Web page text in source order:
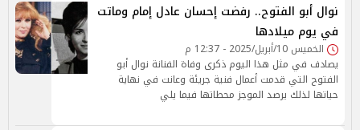
نوال أبو الفتوح.. رفضت إحسان عادل إمام وماتت
في يوم ميلادها
الخميس 10/أبريل/2025 - 12:37 م
يصادف في مثل هذا اليوم ذكرى وفاة الفنانة نوال أبو
الفتوح التي قدمت أعمال فنية جريئة وعانت في نهاية
حياتها لذلك يرصد الموجز محطاتها فيما يلي